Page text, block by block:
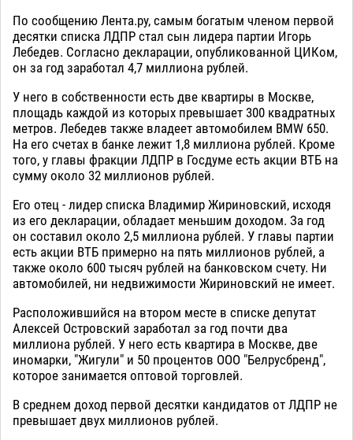
По сообщению Лента.ру, самым богатым членом первой
десятки списка ЛДПР стал сын лидера партии Игорь
Лебедев. Согласно декларации, опубликованной ЦИКом,
он за год заработал 4,7 миллиона рублей.
У него в собственности есть две квартиры в Москве,
площадь каждой из которых превышает 300 квадратных
метров. Лебедев также владеет автомобилем BMW 650.
На его счетах в банке лежит 1,8 миллиона рублей. Кроме
того, у главы фракции ЛДПР в Госдуме есть акции ВТБ на
сумму около 32 миллионов рублей.
Его отец - лидер списка Владимир Жириновский, исходя
из его декларации, обладает меньшим доходом. За год
он составил около 2,5 миллиона рублей. У главы партии
есть акции ВТБ примерно на пять миллионов рублей, а
также около 600 тысяч рублей на банковском счету. Ни
автомобилей, ни недвижимости Жириновский не имеет.
Расположившийся на втором месте в списке депутат
Алексей Островский заработал за год почти два
миллиона рублей. У него есть квартира в Москве, две
иномарки, "Жигули" и 50 процентов ООО "Белрусбренд",
которое занимается оптовой торговлей.
В среднем доход первой десятки кандидатов от ЛДПР не
превышает двух миллионов рублей.